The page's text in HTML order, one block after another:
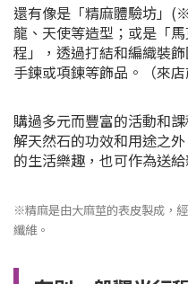
還有像是「精麻體驗坊」
龍、天使等造型；或是「
程 」，透過打結和編織裝
手鍊或項鍊等飾品。（來店
購過多元而豐富的活動和
解天然石的功效和用途之
的生活樂趣，也可作為送
※精麻是由大麻莖的表皮製成，
纖維。